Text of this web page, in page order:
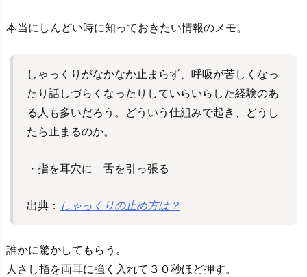
本当にしんどい時に知っておきたい情報のメモ。
しゃっくりがなかなか止まらず、呼吸が苦しくなっ
たり話しづらくなったりしていらいらした経験のあ
る人も多いだろう。どういう仕組みで起き、どうし
たら止まるのか。
・指を耳穴に 舌を引っ張る
出典： しゃっくりの止め方は？
誰かに驚かしてもらう。
人さし指を両耳に強く入れて３０秒ほど押す。